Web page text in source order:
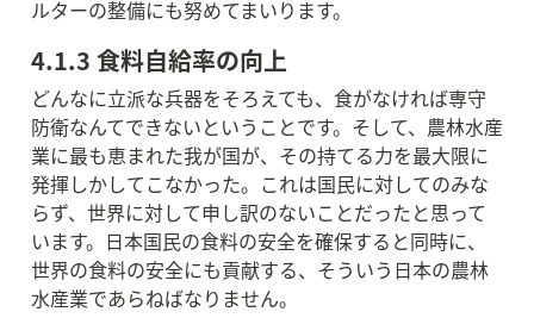
ルターの整備にも努めてまいります。
4.1.3 食料自給率の向上
どんなに立派な兵器をそろえても、食がなければ専守
防衛なんてできないということです。そして、農林水産
業に最も恵まれた我が国が、その持てる力を最大限に
発揮しかしてこなかった。これは国民に対してのみな
らず、世界に対して申し訳のないことだったと思って
います。日本国民の食料の安全を確保すると同時に、
世界の食料の安全にも貢献する、そういう日本の農林
水産業であらねばなりません。